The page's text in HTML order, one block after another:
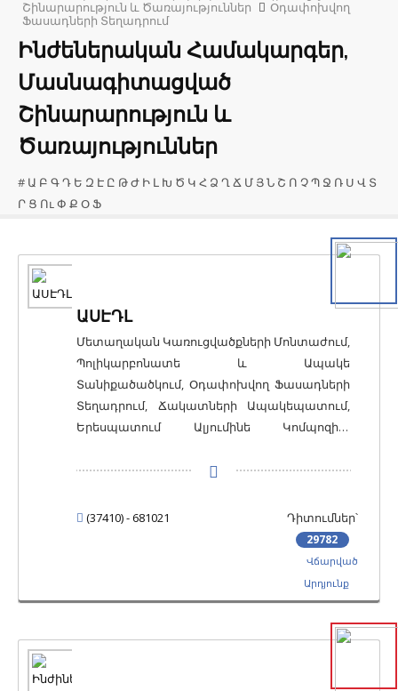
Շինարարություն և Ծառայություններ
Օդափոխվող
Ֆասադների Տեղադրում
Ինժեներական Համակարգեր,
Մասնագիտացված
Շինարարություն և
Ծառայություններ
# Ա Բ ԳԴ Ե Զ Է Ը ԹԺ Ի Լ Խ Ծ Կ Հ Ձ ՂՃ Մ ՅՆ Շ Ո ՉՊ Ջ Ռ Ս Վ Տ
Ր Ց ՈւՓ Ք ՕՖ
ԱՍԷԴԼ
Մետաղական Կառուցվածքների Մոնտաժում,
Պոլիկարբոնատե և Ապակե
Տանիքածածկում, Օդափոխվող Ֆասադների
Տեղադրում, Ճակատների Ապակեպատում,
Երեսպատում Ալյումինե Կոմպոզիտ
Սայդինգ-Պանելներով, Գեղարվեստական
Աստիճանների Պատրաստում, Ապակե
Աստիճանների և Բազրիքների Տեղադրում,
Հավաքովի / Մոդուլային Բազրիքների
Տեղադրում, Մետաղական
Կառուցվածքներով Շինարարություն
Դիտումներ՝
29782
Վճարված
Արդյունք
(37410) - 681021